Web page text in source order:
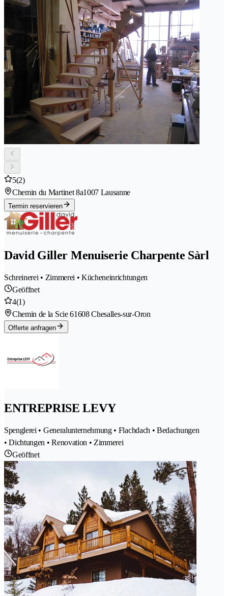
5(2)
Chemin du Martinet 8a1007 Lausanne
Termin reservieren
David Giller Menuiserie Charpente Sàrl
Schreinerei • Zimmerei • Kücheneinrichtungen
Geöffnet
4(1)
Chemin de la Scie 61608 Chesalles-sur-Oron
Offerte anfragen
ENTREPRISE LEVY
Spenglerei • Generalunternehmung • Flachdach • Bedachungen
• Dichtungen • Renovation • Zimmerei
Geöffnet